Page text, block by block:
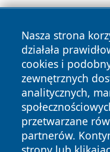
Nasza strona
działała
cookies i
zewnętrznych
analitycznych,
przetwarzane
partnerów.
Copyright © 2026
News Autorzy